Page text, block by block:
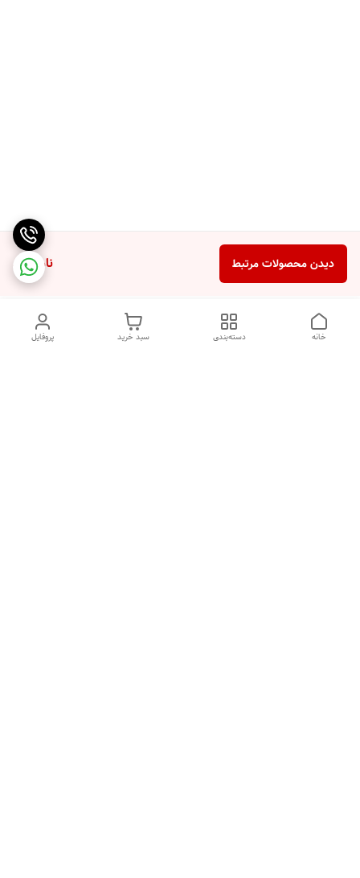
ناموجود دیدن محصولات مرتبط
پروفایل سبد خرید دسته‌بندی خانه